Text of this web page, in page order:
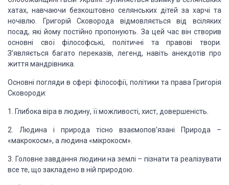
хатах, навчаючи безко­штовно селянських дітей за харчі та
ночівлю.
Григорій Сковорода відмовляється від всіляких
посад, які йому постійно пропонують. За цей час він створив
основні свої філософські, політичні та право­ві твори.
З’являється багато переказів, легенд, навіть анекдотів про
життя мандрівника.
Основні погляди в сфері філософії, політики та права Григорія
Ско­вороди:
1. Глибока віра в людину, її можливості, хист, довершеність.
2. Лю­дина і природа тісно взаємопов’язані Природа –
«макрокосм», а людина «мікрокосм».
3. Головне завдання людини на землі – пізнати та реа­лізувати
все те, що закладено в ній природою.